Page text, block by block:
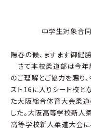
中学生対象合
陽春の候、ますます御健
さて本校柔道部は今年
のご理解とご協力を賜り
スト16に入りシード校と
た大阪総合体育大会柔
した。大阪高等学校新人
高等学校新人柔道大会に